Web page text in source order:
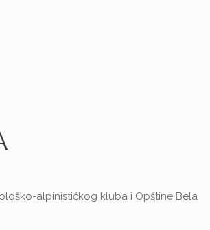
alpinističkog kluba i Opštine Bela